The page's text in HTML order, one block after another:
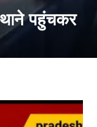
पहुंचकर